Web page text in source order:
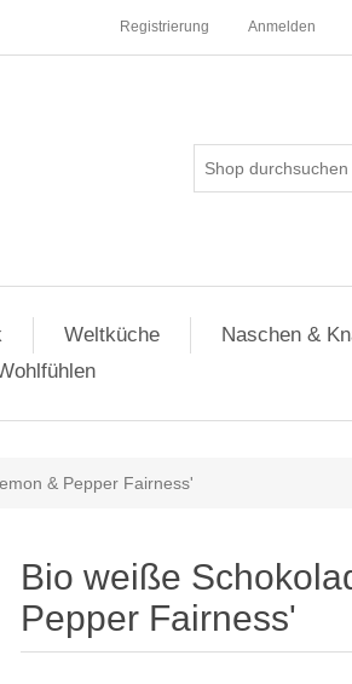
Registrierung Anmelden
Weltküche Naschen &
& Pepper Fairness'
Bio weiße
Pepper Fairness'